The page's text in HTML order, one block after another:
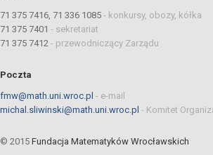
71 375 7416, 71 336 1085 - konkursy, obozy, kółka
71 375 7401 - sekretariat
71 375 7412 - przewodniczący Zarządu
Poczta
fmw@math.uni.wroc.pl - e-mail
michal.sliwinski@math.uni.wroc.pl - Komitet
© 2015 Fundacja Matematyków Wrocławskich